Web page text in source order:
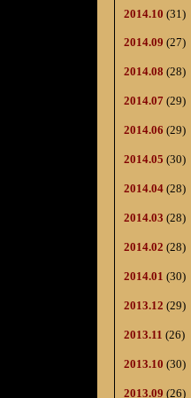
2014.10 (31)
2014.09 (27)
2014.08 (28)
2014.07 (29)
2014.06 (29)
2014.05 (30)
2014.04 (28)
2014.03 (28)
2014.02 (28)
2014.01 (30)
2013.12 (29)
2013.11 (26)
2013.10 (30)
2013.09 (26)